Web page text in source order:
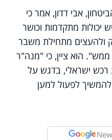
אבי דדון, אמר כי
יכולות מתקדמות וכושר
ולהעצים מתחילת משבר
ממש". הוא ציין, כי "מנה"ר
ישראלי, בדגש על
להמשיך לפעול למען